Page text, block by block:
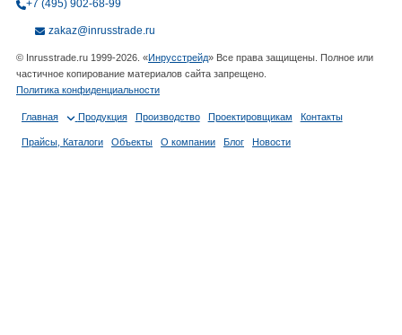
+7 (495) 902-68-99
zakaz@inrusstrade.ru
© Inrusstrade.ru 1999-2026. «Инрусстрейд» Все права защищены. Полное или
частичное копирование материалов сайта запрещено.
Политика конфиденциальности
Главная Продукция Производство Проектировщикам Контакты
Прайсы, Каталоги Объекты О компании Блог Новости